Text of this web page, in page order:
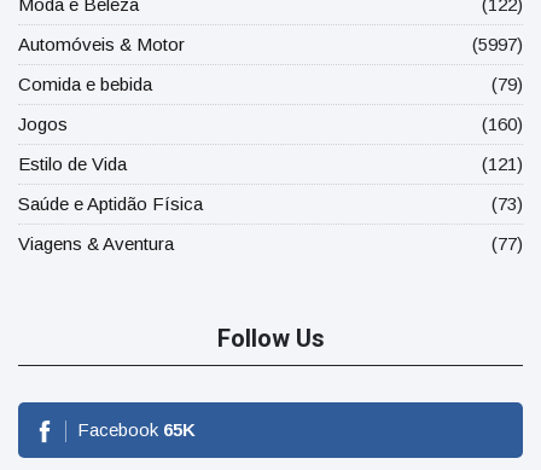
Moda e Beleza
(122)
Automóveis & Motor
(5997)
Comida e bebida
(79)
Jogos
(160)
Estilo de Vida
(121)
Saúde e Aptidão Física
(73)
Viagens & Aventura
(77)
Follow Us
Facebook 65K